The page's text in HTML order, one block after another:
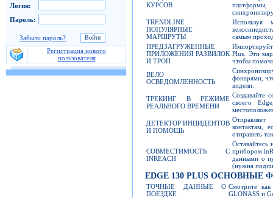
Логин:
Пароль:
Забыли пароль?
Регистрация нового
пользователя
КУРСОВ
TRENDLINE
ПОПУЛЯРНЫЕ
МАРШРУТЫ
Используя
самым
ПРЕДЗАГРУЖЕННЫЕ
ПРИЛОЖЕНИЯ РАЗВИЛОК
И ТРОП
Plus. Эти
чтобы
ВЕЛО
ОСВЕДОМЛЕННОСТЬ
фонарями,
видели.
ТРЕКИНГ В РЕЖИМЕ
РЕАЛЬНОГО ВРЕМЕНИ
Создавайте
своего
ДЕТЕКТОР ИНЦИДЕНТОВ
И ПОМОЩЬ
Отправляет
контактам,
отправить
СОВМЕСТИМОСТЬ С
INREACH
Оставайтесь
прибором
данными о
(нужна
EDGE 130 PLUS ОСНОВНЫЕ
ТОЧНЫЕ ДАННЫЕ О
ПОЕЗДКЕ
Смотрите
GLONASS и